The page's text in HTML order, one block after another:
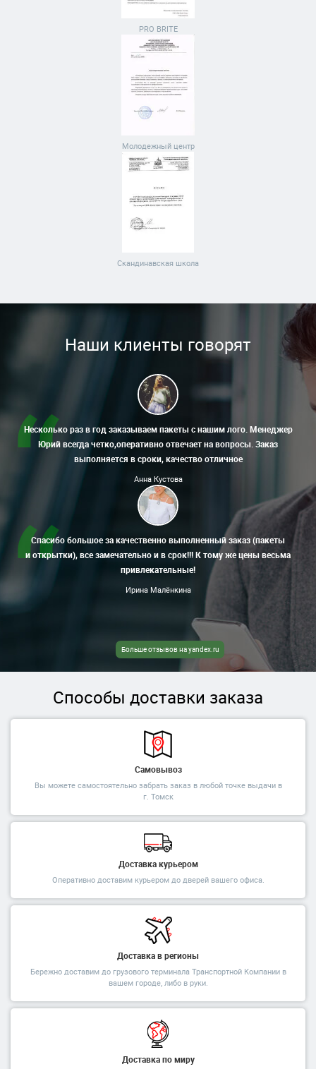
PRO BRITE
Молодежный центр
Скандинавская школа
Наши клиенты говорят
Несколько раз в год заказываем пакеты с нашим лого. Менеджер
Юрий всегда четко,оперативно отвечает на вопросы. Заказ
выполняется в сроки, качество отличное
Анна Кустова
Спасибо большое за качественно выполненный заказ (пакеты
и открытки), все замечательно и в срок!!! К тому же цены весьма
привлекательные!
Ирина Малёнкина
Больше отзывов на yandex.ru
Способы доставки заказа
Самовывоз
Вы можете самостоятельно забрать заказ в любой точке выдачи в
г. Томск
Доставка курьером
Оперативно доставим курьером до дверей вашего офиса.
Доставка в регионы
Бережно доставим до грузового терминала Транспортной Компании в
вашем городе, либо в руки.
Доставка по миру